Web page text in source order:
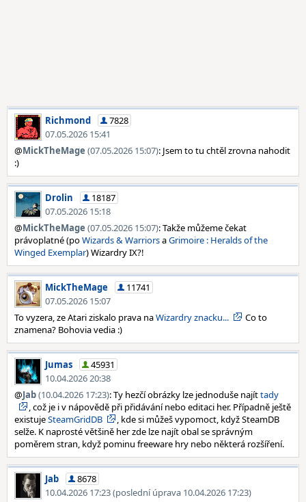
Richmond
7828
07.05.2026 15:41
@MickTheMage (07.05.2026 15:07): Jsem to tu chtěl zrovna nahodit
:)
Drolin
18187
07.05.2026 15:18
@MickTheMage (07.05.2026 15:07): Takže můžeme čekat
právoplatné (poWizards & WarriorsaGrimoire : Heralds of the
Winged Exemplar) Wizardry IX?!
MickTheMage
11741
07.05.2026 15:07
To vyzera, ze Atari ziskalo prava naWizardry znacku...
Co to
znamena? Bohovia vedia :)
Jumas
45931
10.04.2026 20:38
@Jab(10.04.2026 17:23): Ty hezčí obrázky lze jednoduše najíttady
, což je i v nápovědě při přidávání nebo editaci her. Případně ještě
existujeSteamGridDB
, kde si můžeš vypomoct, když SteamDB
selže. K naprosté většině her zde lze najít obal se správným
poměrem stran, když pominu freeware hry nebo některá rozšíření.
Jab
8678
10.04.2026 17:23 (poslední úprava 10.04.2026 17:23)